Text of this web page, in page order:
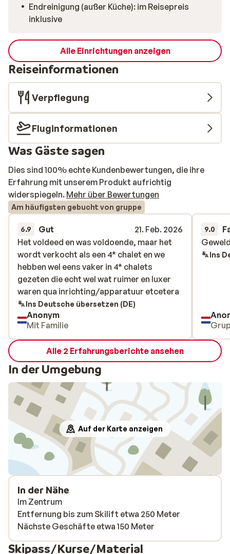
Endreinigung (außer Küche): im Reisepreis
inklusive
Alle Einrichtungen anzeigen
Reiseinformationen
Verpflegung
Fluginformationen
Was Gäste sagen
Dies sind 100% echte Kundenbewertungen, die ihre
Erfahrung mit unserem Produkt aufrichtig
widerspiegeln. Mehr über Bewertungen
Am häufigsten gebucht von gruppe
6.9 Gut
21. Feb. 2026
Het voldeed en was voldoende, maar het
wordt verkocht als een 4* chalet en we
hebben wel eens vaker in 4* chalets
gezeten die echt wel wat ruimer en luxer
waren qua inrichting/apparatuur etcetera
Het voldeed en was voldoende, maar het
wordt verkocht als een 4* chalet en we
hebben wel eens vaker in 4* chalets
gezeten die echt wel wat ruimer en luxer
waren qua inrichting/apparatuur etcetera
Ins Deutsche übersetzen (DE)
Anonym
Mit Familie
9.0
Ins
Alle 2 Erfahrungsberichte ansehen
In der Umgebung
Auf der Karte anzeigen
In der Nähe
Im Zentrum
Entfernung bis zum Skilift etwa 250 Meter
Nächste Geschäfte etwa 150 Meter
Skipass/Kurse/Material